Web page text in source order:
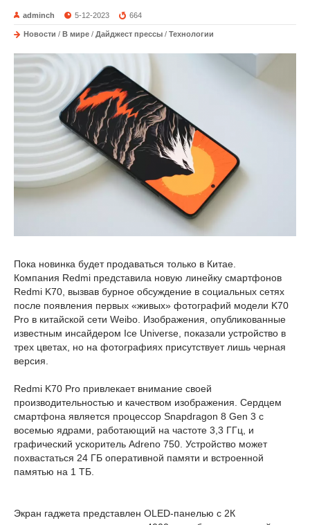
adminch 5-12-2023 664
Новости / В мире / Дайджест прессы / Технологии
Пока новинка будет продаваться только в Китае.
Компания Redmi представила новую линейку смартфонов
Redmi K70, вызвав бурное обсуждение в социальных сетях
после появления первых «живых» фотографий модели K70
Pro в китайской сети Weibo. Изображения, опубликованные
известным инсайдером Ice Universe, показали устройство в
трех цветах, но на фотографиях присутствует лишь черная
версия.
Redmi K70 Pro привлекает внимание своей
производительностью и качеством изображения. Сердцем
смартфона является процессор Snapdragon 8 Gen 3 с
восемью ядрами, работающий на частоте 3,3 ГГц, и
графический ускоритель Adreno 750. Устройство может
похвастаться 24 ГБ оперативной памяти и встроенной
памятью на 1 ТБ.
Экран гаджета представлен OLED-панелью с 2К